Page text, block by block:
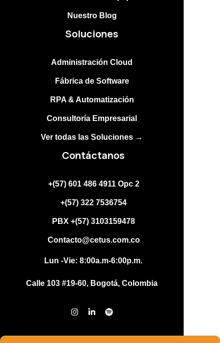
Nuestro Blog
Soluciones
Administración Cloud
Fábrica de Software
RPA & Automatización
Consultoría Empresarial
Ver todas las Soluciones →
Contáctanos
+(57) 601 486 4911 Opc 2
+(57) 322 7536754
PBX +(57) 3103159478
Contacto@cetus.com.co
Lun -Vie: 8:00a.m-6:00p.m.
Calle 103 #19-60, Bogotá, Colombia